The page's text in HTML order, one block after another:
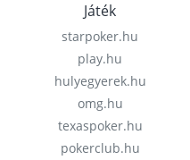
Játék
starpoker.hu
play.hu
hulyegyerek.hu
omg.hu
texaspoker.hu
pokerclub.hu